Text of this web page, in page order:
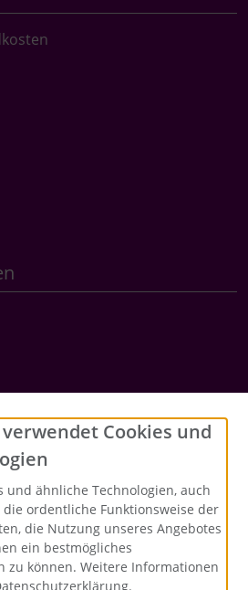
Cookies und
und ähnliche Technologien, auch
ordentliche Funktionsweise der
die Nutzung unseres Angebotes
ein bestmögliches
zu können. Weitere Informationen